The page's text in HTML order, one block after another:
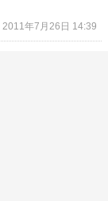
2011年7月26日 14:39